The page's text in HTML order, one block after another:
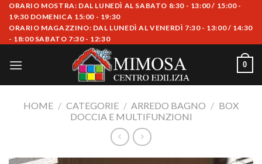
Skip
content
ORARIO MOSTRA: DAL LUNEDÌ AL SABATO 8:30 - 13:00 / 15:00 -
19:30 DOMENICA 15:00 - 19:30
ORARIO MAGAZZINO: DAL LUNEDÌ AL VENERDÌ 7:30 - 13:00 / 14:30
- 18:00 SABATO 7:30 - 12:30
0
HOME / CATEGORIE / ARREDO BAGNO / BOX
DOCCIA E MULTIFUNZIONI